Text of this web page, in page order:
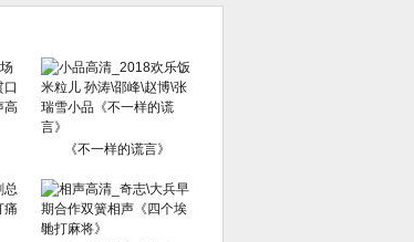
《不一样的谎言》